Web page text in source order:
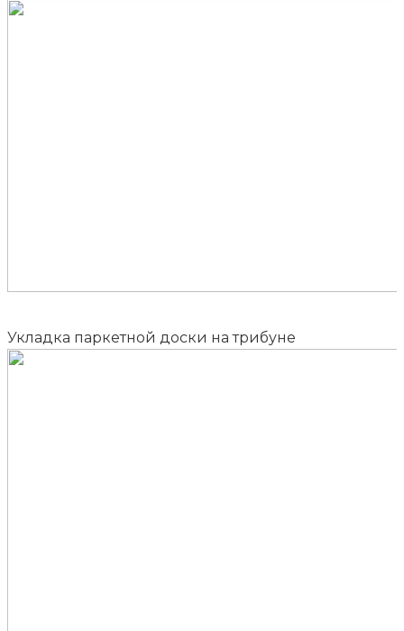
Укладка паркетной доски на трибуне